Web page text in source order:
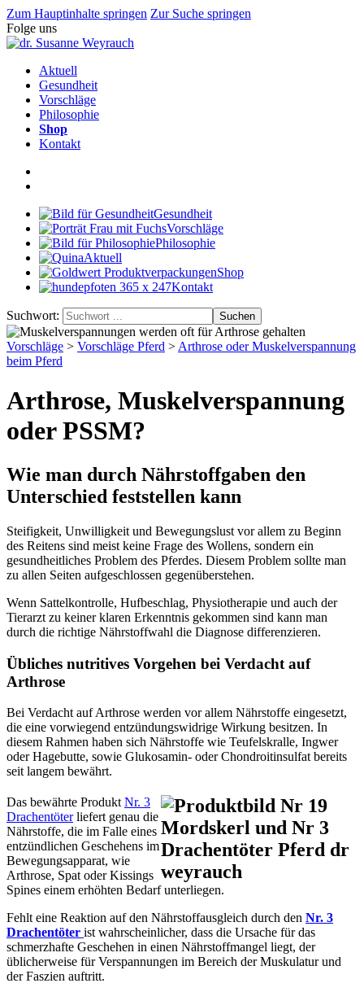
Zum Hauptinhalte springen Zur Suche springen
Folge uns
Aktuell
Gesundheit
Vorschläge
Philosophie
Shop
Kontakt
Gesundheit
Vorschläge
Philosophie
Aktuell
Shop
Kontakt
Suchwort: Suchen
Vorschläge > Vorschläge Pferd > Arthrose oder Muskelverspannung
beim Pferd
Arthrose, Muskelverspannung
oder PSSM?
Wie man durch Nährstoffgaben den
Unterschied feststellen kann
Steifigkeit, Unwilligkeit und Bewegungslust vor allem zu Beginn
des Reitens sind meist keine Frage des Wollens, sondern ein
gesundheitliches Problem des Pferdes. Diesem Problem sollte man
zu allen Seiten aufgeschlossen gegenüberstehen.
Wenn Sattelkontrolle, Hufbeschlag, Physiotherapie und auch der
Tierarzt zu keiner klaren Erkenntnis gekommen sind kann man
durch die richtige Nährstoffwahl die Diagnose differenzieren.
Übliches nutritives Vorgehen bei Verdacht auf
Arthrose
Bei Verdacht auf Arthrose werden vor allem Nährstoffe eingesetzt,
die eine vorwiegend entzündungswidrige Wirkung besitzen. In
diesem Rahmen haben sich Nährstoffe wie Teufelskralle, Ingwer
oder Hagebutte, sowie Glukosamin- oder Chondroitinsulfat bereits
seit langem bewährt.
Das bewährte Produkt Nr. 3
Drachentöterliefert genau die
Nährstoffe, die im Falle eines
entzündlichen Geschehens im
Bewegungsapparat, wie
Arthrose, Spat oder Kissings
Spines einem erhöhten Bedarf unterliegen.
Fehlt eine Reaktion auf den Nährstoffausgleich durch den Nr. 3
Drachentöter ist wahrscheinlicher, dass die Ursache für das
schmerzhafte Geschehen in einen Nährstoffmangel liegt, der
üblicherweise für Verspannungen im Bereich der Muskulatur und
der Faszien auftritt.